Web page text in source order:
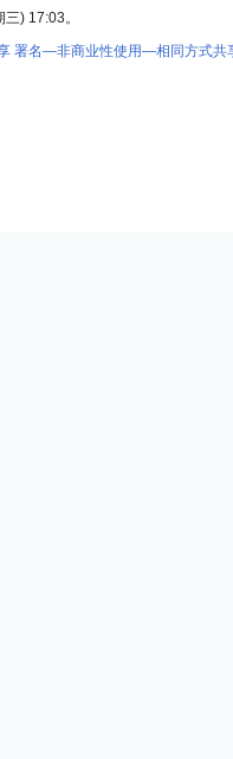
) 17:03。
署名—非商业性使用—相同方式共